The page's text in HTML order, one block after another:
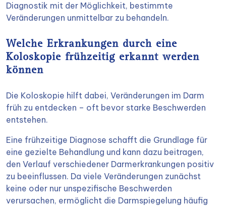
Diagnostik mit der Möglichkeit, bestimmte
Veränderungen unmittelbar zu behandeln.
Welche Erkrankungen durch eine
Koloskopie frühzeitig erkannt werden
können
Die Koloskopie hilft dabei, Veränderungen im Darm
früh zu entdecken – oft bevor starke Beschwerden
entstehen.
Eine frühzeitige Diagnose schafft die Grundlage für
eine gezielte Behandlung und kann dazu beitragen,
den Verlauf verschiedener Darmerkrankungen positiv
zu beeinflussen. Da viele Veränderungen zunächst
keine oder nur unspezifische Beschwerden
verursachen, ermöglicht die Darmspiegelung häufig